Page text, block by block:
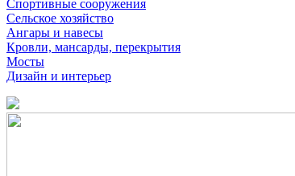
Спортивные сооружения
Сельское хозяйство
Ангары и навесы
Кровли, мансарды, перекрытия
Мосты
Дизайн и интерьер